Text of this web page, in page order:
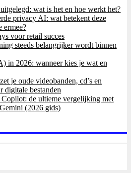
wat is het en hoe werkt het?
privacy AI: wat betekent deze
ermee?
voor retail succes
steeds belangrijker wordt binnen
in 2026: wanneer kies je wat en
je oude videobanden, cd’s en
digitale bestanden
de ultieme vergelijking met
(2026 gids)